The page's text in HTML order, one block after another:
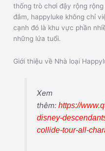
thống trò chơi đậy rộng
đắm, happyluke không chỉ
cạnh đó là khu vực phần
những lứa tuổi.
Giới thiệu về Nhà loại
Xem
thêm: https://
disney-
collide-tour-all-